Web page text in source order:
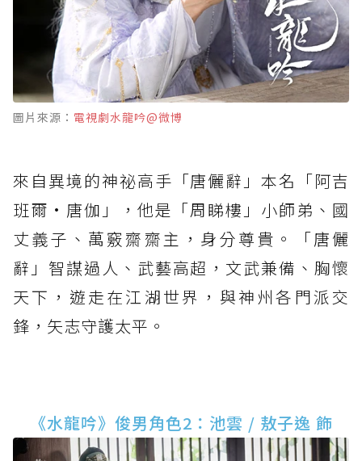
圖片來源： 電視劇水龍吟@微博
來自異境的神祕高手「唐儷辭」本名「阿吉
班爾·唐伽」，他是「周睇樓」小師弟、國
丈義子、萬竅齋齋主，身分尊貴。「唐儷
辭」智謀過人、武藝高超，文武兼備、胸懷
天下，遊走在江湖世界，與神州各門派交
鋒，矢志守護太平。
《水龍吟》俊男角色2：池雲 / 敖子逸 飾